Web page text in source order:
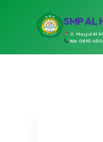
SMP AL
Jl. Masjid Al
WA: 0895-